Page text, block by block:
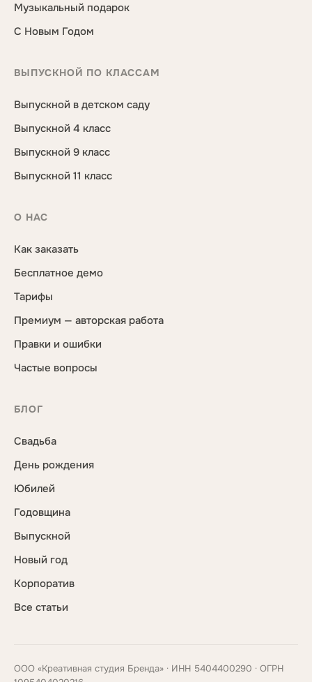
Музыкальный подарок
С Новым Годом
ВЫПУСКНОЙ ПО КЛАССАМ
Выпускной в детском саду
Выпускной 4 класс
Выпускной 9 класс
Выпускной 11 класс
О НАС
Как заказать
Бесплатное демо
Тарифы
Премиум — авторская работа
Правки и ошибки
Частые вопросы
БЛОГ
Свадьба
День рождения
Юбилей
Годовщина
Выпускной
Новый год
Корпоратив
Все статьи
ООО «Креативная студия Бренда» · ИНН 5404400290 · ОГРН